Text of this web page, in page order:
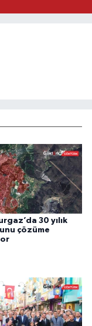
30 yılık
çözüme